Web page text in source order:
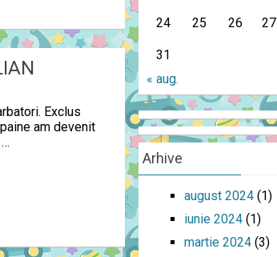
Exclus
am devenit
24 25 26 27
31
« aug.
Arhive
august 2024 (1)
iunie 2024 (1)
martie 2024 (3)